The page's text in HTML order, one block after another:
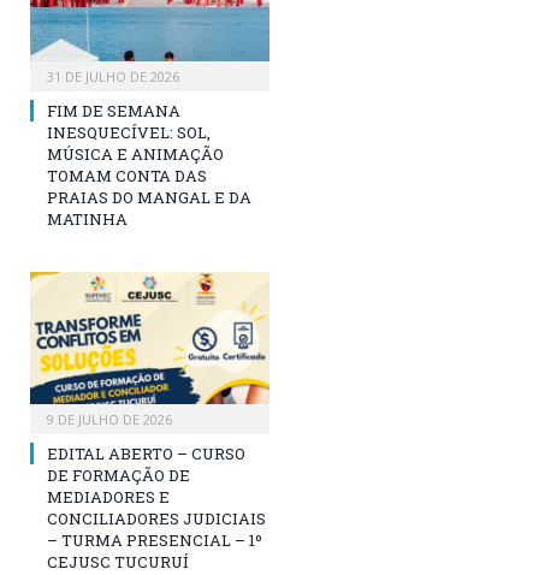
31 DE JULHO DE 2026
FIM DE SEMANA
INESQUECÍVEL: SOL,
MÚSICA E ANIMAÇÃO
TOMAM CONTA DAS
PRAIAS DO MANGAL E DA
MATINHA
9 DE JULHO DE 2026
EDITAL ABERTO – CURSO
DE FORMAÇÃO DE
MEDIADORES E
CONCILIADORES JUDICIAIS
– TURMA PRESENCIAL – 1º
CEJUSC TUCURUÍ